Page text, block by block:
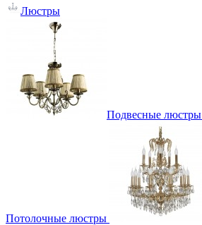
Люстры
Подвесные люстры
Потолочные люстры